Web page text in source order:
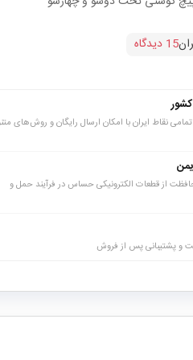
15 دیدگاه
نقاط ایران با امکان ارسال رایگان و روش‌های
از قطعات الکترونیکی حساس در فرآیند حمل و
و پشتیبانی پس از فروش